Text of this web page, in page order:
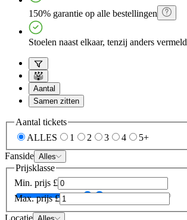
150% garantie op alle bestellingen
Stoelen naast elkaar, tenzij anders vermeld
Aantal
Samen zitten
Aantal tickets
ALLES
1 2 3 4
5+
Fanside Alles
Prijsklasse
Min. prijs £
Max. prijs £
Locatie